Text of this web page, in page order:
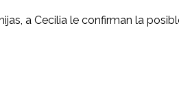
a Cecilia le confirman la